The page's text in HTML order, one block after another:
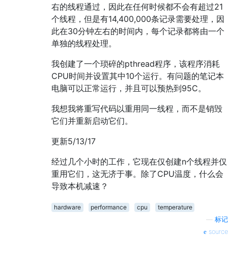
右的线程通过，因此在任何时候都不会有超过21
个线程，但是有14,400,000条记录需要处理，因
此在30分钟左右的时间内，每个记录都将由一个
单独的线程处理。
我创建了一个琐碎的pthread程序，该程序消耗
CPU时间并设置其中10个运行。有问题的笔记本
电脑可以正常运行，并且可以预热到95C。
我想我将重写代码以重用同一线程，而不是销毁
它们并重新启动它们。
更新5/13/17
经过几个小时的工作，它现在仅创建n个线程并仅
重用它们，这无济于事。除了CPU温度，什么会
导致本机减速？
hardware performance cpu
temperature
标记
source